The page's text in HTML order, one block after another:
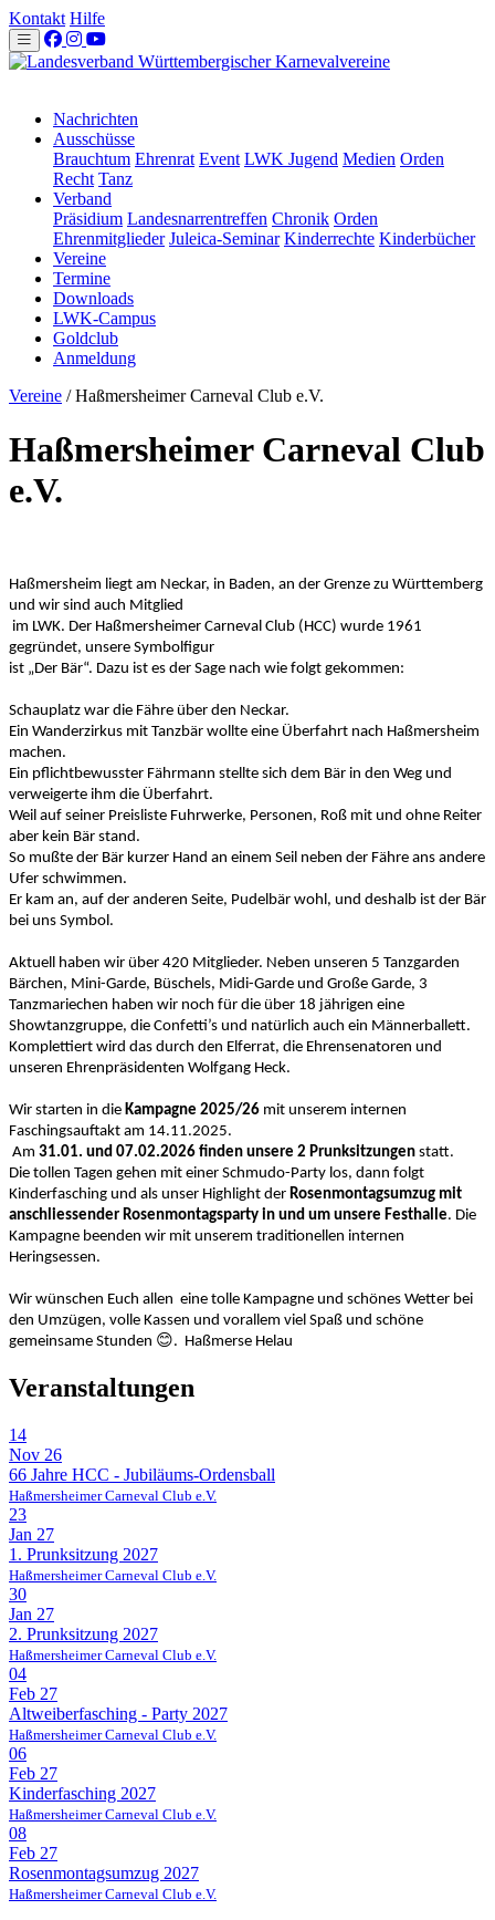
Kontakt Hilfe
Nachrichten
Ausschüsse
Brauchtum Ehrenrat Event LWK Jugend Medien Orden
Recht Tanz
Verband
Präsidium Landesnarrentreffen Chronik Orden
Ehrenmitglieder Juleica-Seminar Kinderrechte Kinderbücher
Vereine
Termine
Downloads
LWK-Campus
Goldclub
Anmeldung
Vereine /Haßmersheimer Carneval Club e.V.
Haßmersheimer Carneval Club
e.V.
Haßmersheim liegt am Neckar, in Baden, an der Grenze zu Württemberg
und wir sind auch Mitglied
im LWK. Der Haßmersheimer Carneval Club (HCC) wurde 1961
gegründet, unsere Symbolfigur
ist „Der Bär“. Dazu ist es der Sage nach wie folgt gekommen:
Schauplatz war die Fähre über den Neckar.
Ein Wanderzirkus mit Tanzbär wollte eine Überfahrt nach Haßmersheim
machen.
Ein pflichtbewusster Fährmann stellte sich dem Bär in den Weg und
verweigerte ihm die Überfahrt.
Weil auf seiner Preisliste Fuhrwerke, Personen, Roß mit und ohne Reiter
aber kein Bär stand.
So mußte der Bär kurzer Hand an einem Seil neben der Fähre ans andere
Ufer schwimmen.
Er kam an, auf der anderen Seite, Pudelbär wohl, und deshalb ist der Bär
bei uns Symbol.
Aktuell haben wir über 420 Mitglieder. Neben unseren 5 Tanzgarden
Bärchen, Mini-Garde, Büschels, Midi-Garde und Große Garde, 3
Tanzmariechen haben wir noch für die über 18 jährigen eine
Showtanzgruppe, die Confetti’s und natürlich auch ein Männerballett.
Komplettiert wird das durch den Elferrat, die Ehrensenatoren und
unseren Ehrenpräsidenten Wolfgang Heck.
Wir starten in die Kampagne 2025/26 mit unserem internen
Faschingsauftakt am 14.11.2025.
Am 31.01. und 07.02.2026 finden unsere 2 Prunksitzungen statt.
Die tollen Tagen gehen mit einer Schmudo-Party los, dann folgt
Kinderfasching und als unser Highlight der Rosenmontagsumzug mit
anschliessender Rosenmontagsparty in und um unsere Festhalle. Die
Kampagne beenden wir mit unserem traditionellen internen
Heringsessen.
Wir wünschen Euch allen eine tolle Kampagne und schönes Wetter bei
den Umzügen, volle Kassen und vorallem viel Spaß und schöne
gemeinsame Stunden 😊. Haßmerse Helau
Veranstaltungen
14
Nov 26
66 Jahre HCC - Jubiläums-Ordensball
Haßmersheimer Carneval Club e.V.
23
Jan 27
1. Prunksitzung 2027
Haßmersheimer Carneval Club e.V.
30
Jan 27
2. Prunksitzung 2027
Haßmersheimer Carneval Club e.V.
04
Feb 27
Altweiberfasching - Party 2027
Haßmersheimer Carneval Club e.V.
06
Feb 27
Kinderfasching 2027
Haßmersheimer Carneval Club e.V.
08
Feb 27
Rosenmontagsumzug 2027
Haßmersheimer Carneval Club e.V.